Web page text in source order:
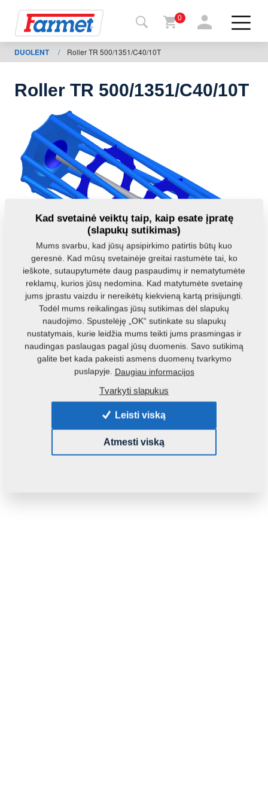
į
Farmet
parduotuvė
Mano
mašinos
Parsisiųsti
0
DUOLENT / Roller TR 500/1351/C40/10T
Roller TR 500/1351/C40/10T
Produkto kodas: 3001714
DUOLENT
Masė: 101,4870 Kg
Kad svetainė veiktų taip, kaip esate įpratę
(slapukų sutikimas)
Mums svarbu, kad jūsų apsipirkimo patirtis būtų kuo
geresnė. Kad mūsų svetainėje greitai rastumėte tai, ko
ieškote, sutaupytumėte daug paspaudimų ir nematytumėte
reklamų, kurios jūsų nedomina. Kad matytumėte svetainę
jums įprastu vaizdu ir nereikėtų kiekvieną kartą prisijungti.
Todėl mums reikalingas jūsų sutikimas dėl slapukų
naudojimo. Spustelėję „OK“ sutinkate su slapukų
nustatymais, kurie leidžia mums teikti jums prasmingas ir
naudingas paslaugas pagal jūsų duomenis. Savo sutikimą
galite bet kada pakeisti asmens duomenų tvarkymo
puslapyje. Daugiau informacijos
Tvarkyti slapukus
Leisti viską
Atmesti viską